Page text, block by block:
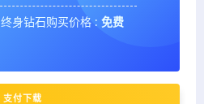
终身钻石购买价格 : 免费
支付下载